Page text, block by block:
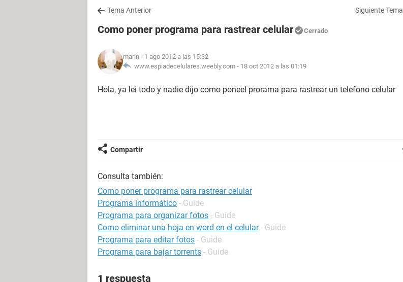
Tema Anterior Siguiente Tema
Como poner programa para rastrear celular Cerrado
marin - 1 ago 2012 a las 15:32
www.espiadecelulares.weebly.com - 18 oct 2012 a las 01:19
Hola, ya lei todo y nadie dijo como poneel prorama para rastrear un telefono celular
Compartir
Consulta también:
Como poner programa para rastrear celular
Programa informático - Guide
Programa para organizar fotos - Guide
Como eliminar una hoja en word en el celular - Guide
Programa para editar fotos - Guide
Programa para bajar torrents - Guide
1 respuesta